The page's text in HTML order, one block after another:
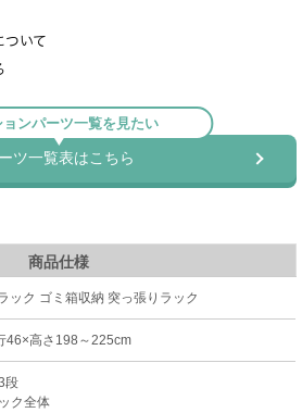
商品仕様
ック ゴミ箱収納 突っ張りラック
46×高さ198～225cm
段
ク全体